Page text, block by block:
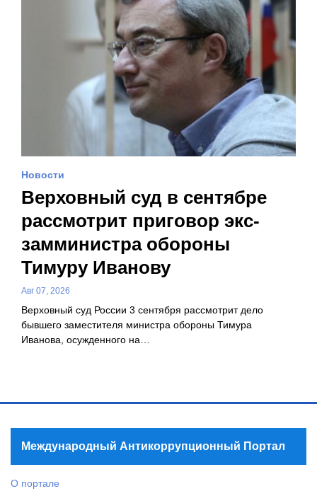
Новости
Верховный суд в сентябре
рассмотрит приговор экс-
замминистра обороны
Тимуру Иванову
Авг 07, 2026
Верховный суд России 3 сентября рассмотрит дело
бывшего заместителя министра обороны Тимура
Иванова, осужденного на…
Международный Антикоррупционный Портал
О портале